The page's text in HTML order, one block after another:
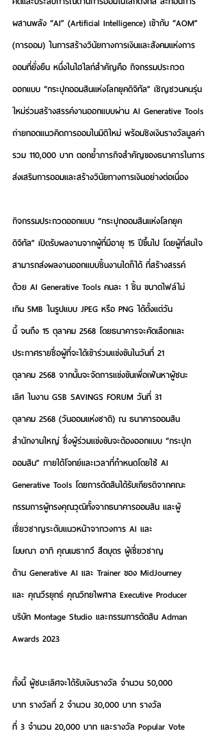
ผสานพลัง “AI” (Artificial Intelligence) เข้ากับ “AOM”
(การออม) ในการสร้างวินัยทางการเงินและสังคมแห่งการ
ออมที่ยั่งยืน หนึ่งในไฮไลท์สำคัญคือ กิจกรรมประกวด
ออกแบบ “กระปุกออมสินแห่งโลกยุคดิจิทัล” เชิญชวนคนรุ่น
ใหม่ร่วมสร้างสรรค์งานออกแบบผ่าน AI Generative Tools
ถ่ายทอดแนวคิดการออมในมิติใหม่ พร้อมชิงเงินรางวัลมูลค่า
รวม 110,000 บาท ตอกย้ำภารกิจสำคัญของธนาคารในการ
ส่งเสริมการออมและสร้างวินัยทางการเงินอย่างต่อเนื่อง
กิจกรรมประกวดออกแบบ “กระปุกออมสินแห่งโลกยุค
ดิจิทัล” เปิดรับผลงานจากผู้ที่มีอายุ 15 ปีขึ้นไป โดยผู้ที่สนใจ
สามารถส่งผลงานออกแบบชิ้นงานใดก็ได้ ที่สร้างสรรค์
ด้วย AI Generative Tools คนละ 1 ชิ้น ขนาดไฟล์ไม่
เกิน 5MB ในรูปแบบ JPEG หรือ PNG ได้ตั้งแต่วัน
นี้ จนถึง 15 ตุลาคม 2568 โดยธนาคารจะคัดเลือกและ
ประกาศรายชื่อผู้ที่จะได้เข้าร่วมแข่งขันในวันที่ 21
ตุลาคม 2568 จากนั้นจะจัดการแข่งขันเพื่อเฟ้นหาผู้ชนะ
เลิศ ในงาน GSB SAVINGS FORUM วันที่ 31
ตุลาคม 2568 (วันออมแห่งชาติ) ณ ธนาคารออมสิน
สำนักงานใหญ่ ซึ่งผู้ร่วมแข่งขันจะต้องออกแบบ “กระปุก
ออมสิน” ภายใต้โจทย์และเวลาที่กำหนดโดยใช้ AI
Generative Tools โดยการตัดสินได้รับเกียรติจากคณะ
กรรมการผู้ทรงคุณวุฒิทั้งจากธนาคารออมสิน และผู้
เชี่ยวชาญระดับแนวหน้าจากวงการ AI และ
โฆษณา อาทิ คุณเมธากวี สีตบุตร ผู้เชี่ยวชาญ
ด้าน Generative AI และ Trainer ของ MidJourney
และ คุณวีรยุทธ์ คุณวิทยไพศาล Executive Producer
บริษัท Montage Studio และกรรมการตัดสิน Adman
Awards 2023
ทั้งนี้ ผู้ชนะเลิศจะได้รับเงินรางวัล จำนวน 50,000
บาท รางวัลที่ 2 จำนวน 30,000 บาท รางวัล
ที่ 3 จำนวน 20,000 บาท และรางวัล Popular Vote